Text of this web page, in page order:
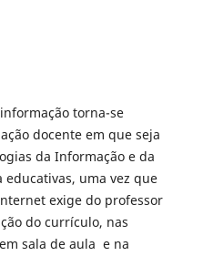
torna-se
docente em que seja
da Informação e da
uma vez que
exige do professor
do currículo, nas
sala de aula e na